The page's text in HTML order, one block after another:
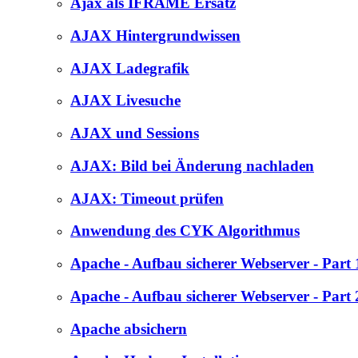
AJAX Hintergrundwissen
AJAX Ladegrafik
AJAX Livesuche
AJAX und Sessions
AJAX: Bild bei Änderung nachladen
AJAX: Timeout prüfen
Anwendung des CYK Algorithmus
Apache - Aufbau sicherer Webserver - Part
Apache - Aufbau sicherer Webserver - Part
Apache absichern